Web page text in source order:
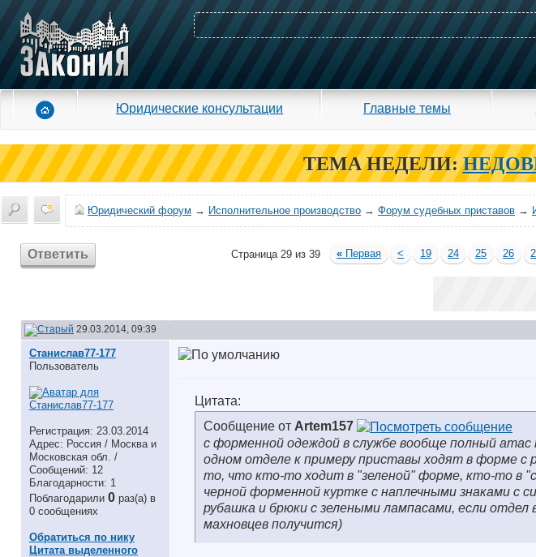
Юридические консультации Главные темы
ТЕМА НЕДЕЛИ:
Юридический форум → Исполнительное производство → Форум судебных приставов →
Ответить Страница 29 из 39 « Первая < 19 24 25 26
29.03.2014, 09:39
Станислав77-177
Пользователь
Регистрация: 23.03.2014
Адрес: Россия / Москва и
Московская обл. /
Сообщений: 12
Благодарности: 1
Поблагодарили 0 раз(а) в
0 сообщениях
Обратиться по нику
Цитата выделенного
Цитата:
Сообщение от Artem157
с форменной одеждой в службе вообще полный
одном отделе к примеру приставы ходят в форме с
то, что кто-то ходит в "зеленой" форме, кто-то в
черной форменной куртке с наплечными знаками с
рубашка и брюки с зелеными лампасами, если
махновцев получится)